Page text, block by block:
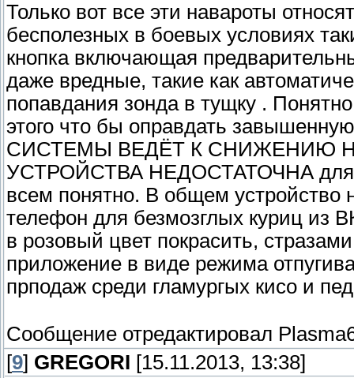
Только вот все эти навароты
бесполезных в боевых условиях
кнопка включающая
даже вредные, такие как
попавдания зонда в тущку .
этого что бы оправдать
СИСТЕМЫ ВЕДЁТ К СНИЖЕНИЮ
УСТРОЙСТВА НЕДОСТАТОЧНА для
всем понятно. В общем устройство
телефон для безмозглых куриц из
в розовый цвет покрасить,
приложение в виде режима
прподаж среди гламургых кисо и
Сообщение отредактировал
[9] GREGORI [15.11.2013, 13:38]